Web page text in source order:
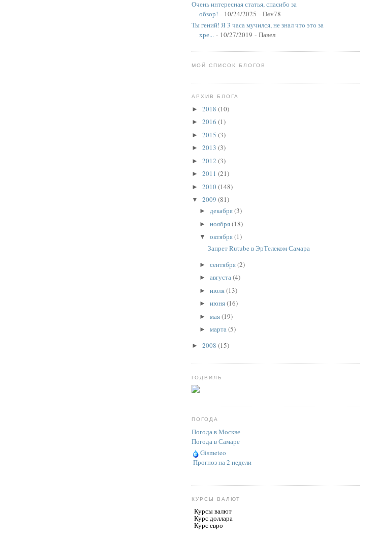
Очень интересная статья, спасибо за
обзор! - 10/24/2025 - Dev78
Ты гений! Я 3 часа мучился, не знал что это за
хре...- 10/27/2019 - Павел
МОЙ СПИСОК БЛОГОВ
АРХИВ БЛОГА
► 2018 (10)
► 2016 (1)
► 2015 (3)
► 2013 (3)
► 2012 (3)
► 2011 (21)
► 2010(148)
▼ 2009 (81)
►декабря(3)
►ноября(18)
▼октября(1)
Запрет Rutube в ЭрТелеком Самара
►сентября(2)
►августа(4)
►июля(13)
►июня(16)
►мая(19)
►марта(5)
► 2008 (15)
ГОДВИЛЬ
ПОГОДА
Погода в Москве
Погода в Самаре
Gismeteo
Прогноз на 2 недели
КУРСЫ ВАЛЮТ
Курсы валют
Курс доллара
Курс евро